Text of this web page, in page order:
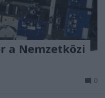
a Nemzetközi
0